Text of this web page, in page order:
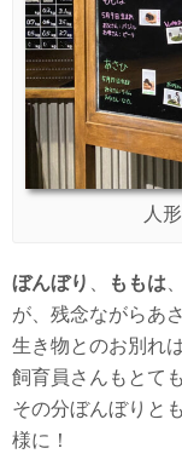
人
ぼんぼり 、 ももは、
が、残念ながらあ
生き物とのお別れ
飼育員さんもとて
その分ぼんぼりと
様に！